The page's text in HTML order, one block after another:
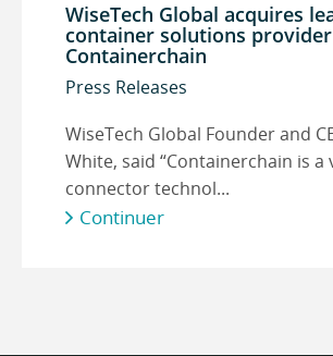
WiseTech Global acquires
container solutions provider
Containerchain
Press Releases
WiseTech Global Founder and
White, said “Containerchain is a
connector technol...
Continuer